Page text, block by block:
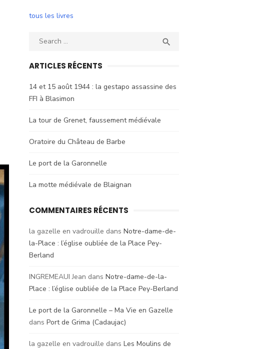
tous les livres
Search

ARTICLES RÉCENTS
14 et 15 août 1944 : la gestapo assassine des
FFI à Blasimon
La tour de Grenet, faussement médiévale
Oratoire du Château de Barbe
Le port de la Garonnelle
La motte médiévale de Blaignan
COMMENTAIRES RÉCENTS
la gazelle en vadrouille dans Notre-dame-de-
la-Place : l’église oubliée de la Place Pey-
Berland
INGREMEAUI Jean dans Notre-dame-de-la-
Place : l’église oubliée de la Place Pey-Berland
Le port de la Garonnelle – Ma Vie en Gazelle
dans Port de Grima (Cadaujac)
la gazelle en vadrouille dans Les Moulins de